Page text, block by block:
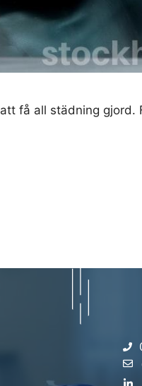
få all städning